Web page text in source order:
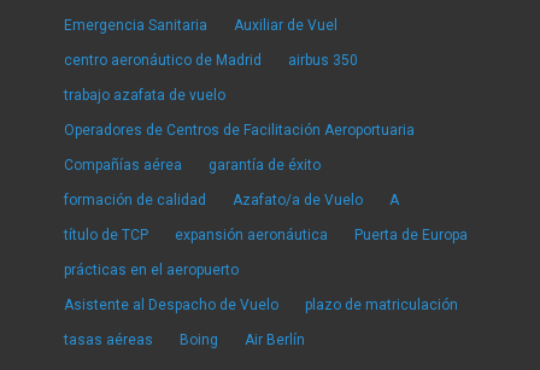
Emergencia Sanitaria Auxiliar de Vuel
centro aeronáutico de Madrid airbus 350
trabajo azafata de vuelo
Operadores de Centros de Facilitación Aeroportuaria
Compañías aérea garantía de éxito
formación de calidad Azafato/a de Vuelo A
título de TCP expansión aeronáutica Puerta de Europa
prácticas en el aeropuerto
Asistente al Despacho de Vuelo plazo de matriculación
tasas aéreas Boing Air Berlín